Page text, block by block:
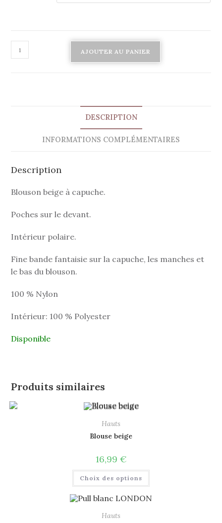
AJOUTER AU PANIER
DESCRIPTION
INFORMATIONS COMPLÉMENTAIRES
Description
Blouson beige à capuche.
Poches sur le devant.
Intérieur polaire.
Fine bande fantaisie sur la capuche, les manches et
le bas du blouson.
100 % Nylon
Intérieur: 100 % Polyester
Disponible
Produits similaires
Hauts
Blouse beige
16,99 €
Choix des options
Hauts